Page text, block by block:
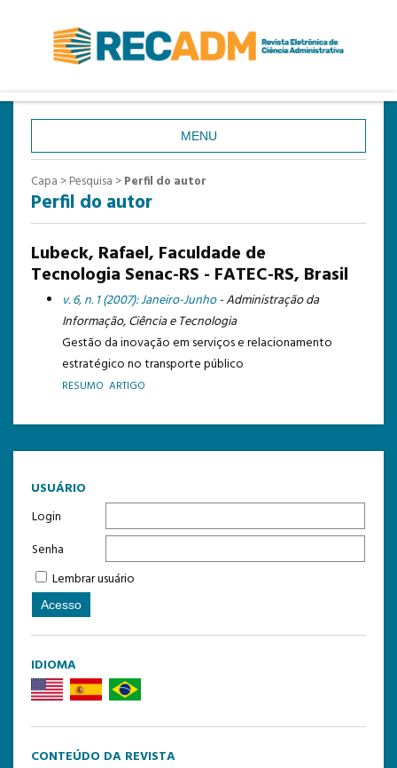
USUÁRIO
Login
Senha
Lembrar usuário
IDIOMA
CONTEÚDO DA REVISTA
MENU
CAPA
SOBRE
CADASTRO
PESQUISA
ATUAL
ANTERIORES
TEMPLATE DE SUBMISSÃO
Capa >Pesquisa >Perfil do autor
Perfil do autor
Lubeck, Rafael, Faculdade de
Tecnologia Senac-RS - FATEC-RS, Brasil
v. 6, n. 1 (2007): Janeiro-Junho- Administração da
Informação, Ciência e Tecnologia
Gestão da inovação em serviços e relacionamento
estratégico no transporte público
RESUMO ARTIGO